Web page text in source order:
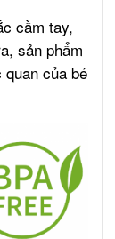
cầm tay,
sản phẩm
của bé